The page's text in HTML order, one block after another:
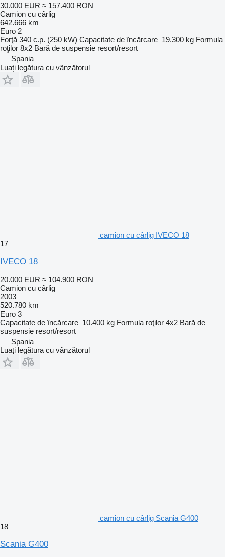
30.000 EUR ≈ 157.400 RON
Camion cu cârlig
642.666 km
Euro 2
Forţă 340 c.p. (250 kW) Capacitate de încărcare 19.300 kg Formula
roţilor 8x2 Bară de suspensie resort/resort
Spania
Luați legătura cu vânzătorul
camion cu cârlig IVECO 18
17
IVECO 18
20.000 EUR ≈ 104.900 RON
Camion cu cârlig
2003
520.780 km
Euro 3
Capacitate de încărcare 10.400 kg Formula roţilor 4x2 Bară de
suspensie resort/resort
Spania
Luați legătura cu vânzătorul
camion cu cârlig Scania G400
18
Scania G400